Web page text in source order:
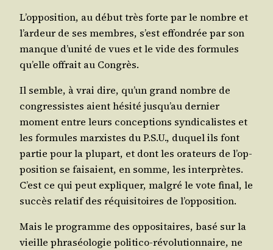
L’op­po­si­tion, au début très forte par le nombre et
l’ar­deur de ses membres, s’est effon­drée par son
manque d’u­ni­té de vues et le vide des for­mules
qu’elle offrait au Congrès.
Il semble, à vrai dire, qu’un grand nombre de
congres­sistes aient hési­té jus­qu’au der­nier
moment entre leurs concep­tions syn­di­ca­listes et
les for­mules mar­xistes du P.S.U., duquel ils font
par­tie pour la plu­part, et dont les ora­teurs de l’op­
po­si­tion se fai­saient, en somme, les inter­prètes.
C’est ce qui peut expli­quer, mal­gré le vote final, le
suc­cès rela­tif des réqui­si­toires de l’opposition.
Mais le pro­gramme des oppo­si­taires, basé sur la
vieille phra­séo­lo­gie poli­ti­co-révo­lu­tion­naire, ne